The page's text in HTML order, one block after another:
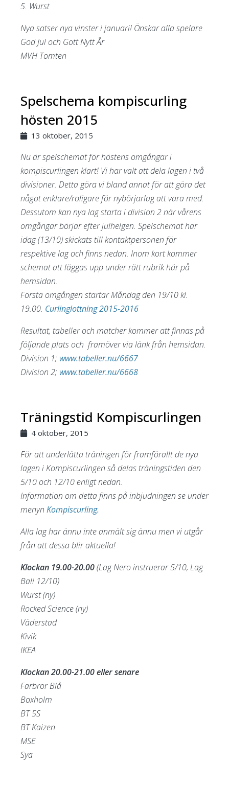
5. Wurst
Nya satser nya vinster i januari! Önskar alla spelare
God Jul och Gott Nytt År
MVH Tomten
Spelschema kompiscurling
hösten 2015
13 oktober, 2015
Nu är spelschemat för höstens omgångar i
kompiscurlingen klart! Vi har valt att dela lagen i två
divisioner. Detta göra vi bland annat för att göra det
något enklare/roligare för nybörjarlag att vara med.
Dessutom kan nya lag starta i division 2 när vårens
omgångar börjar efter julhelgen. Spelschemat har
idag (13/10) skickats till kontaktpersonen för
respektive lag och finns nedan. Inom kort kommer
schemat att läggas upp under rätt rubrik här på
hemsidan.
Första omgången startar Måndag den 19/10 kl.
19.00. Curlinglottning 2015-2016
Resultat, tabeller och matcher kommer att finnas på
följande plats och framöver via länk från hemsidan.
Division 1; www.tabeller.nu/6667
Division 2; www.tabeller.nu/6668
Träningstid Kompiscurlingen
4 oktober, 2015
För att underlätta träningen för framförallt de nya
lagen i Kompiscurlingen så delas träningstiden den
5/10 och 12/10 enligt nedan.
Information om detta finns på inbjudningen se under
menyn Kompiscurling.
Alla lag har ännu inte anmält sig ännu men vi utgår
från att dessa blir aktuella!
Klockan 19.00-20.00(Lag Nero instruerar 5/10, Lag
Bali 12/10)
Wurst (ny)
Rocked Science (ny)
Väderstad
Kivik
IKEA
Klockan 20.00-21.00 eller senare
Farbror Blå
Boxholm
BT 5S
BT Kaizen
MSE
Sya